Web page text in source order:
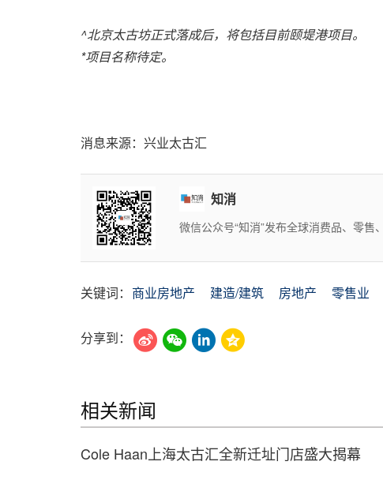
^北京太古坊正式落成后，将包括目前颐堤港项目。
*项目名称待定。
消息来源：兴业太古汇
知消
微信公众号“知消”发布全球消费品、零售
关键词： 商业房地产 建造/建筑 房地产 零售业
分享到：
相关新闻
Cole Haan上海太古汇全新迁址门店盛大揭幕